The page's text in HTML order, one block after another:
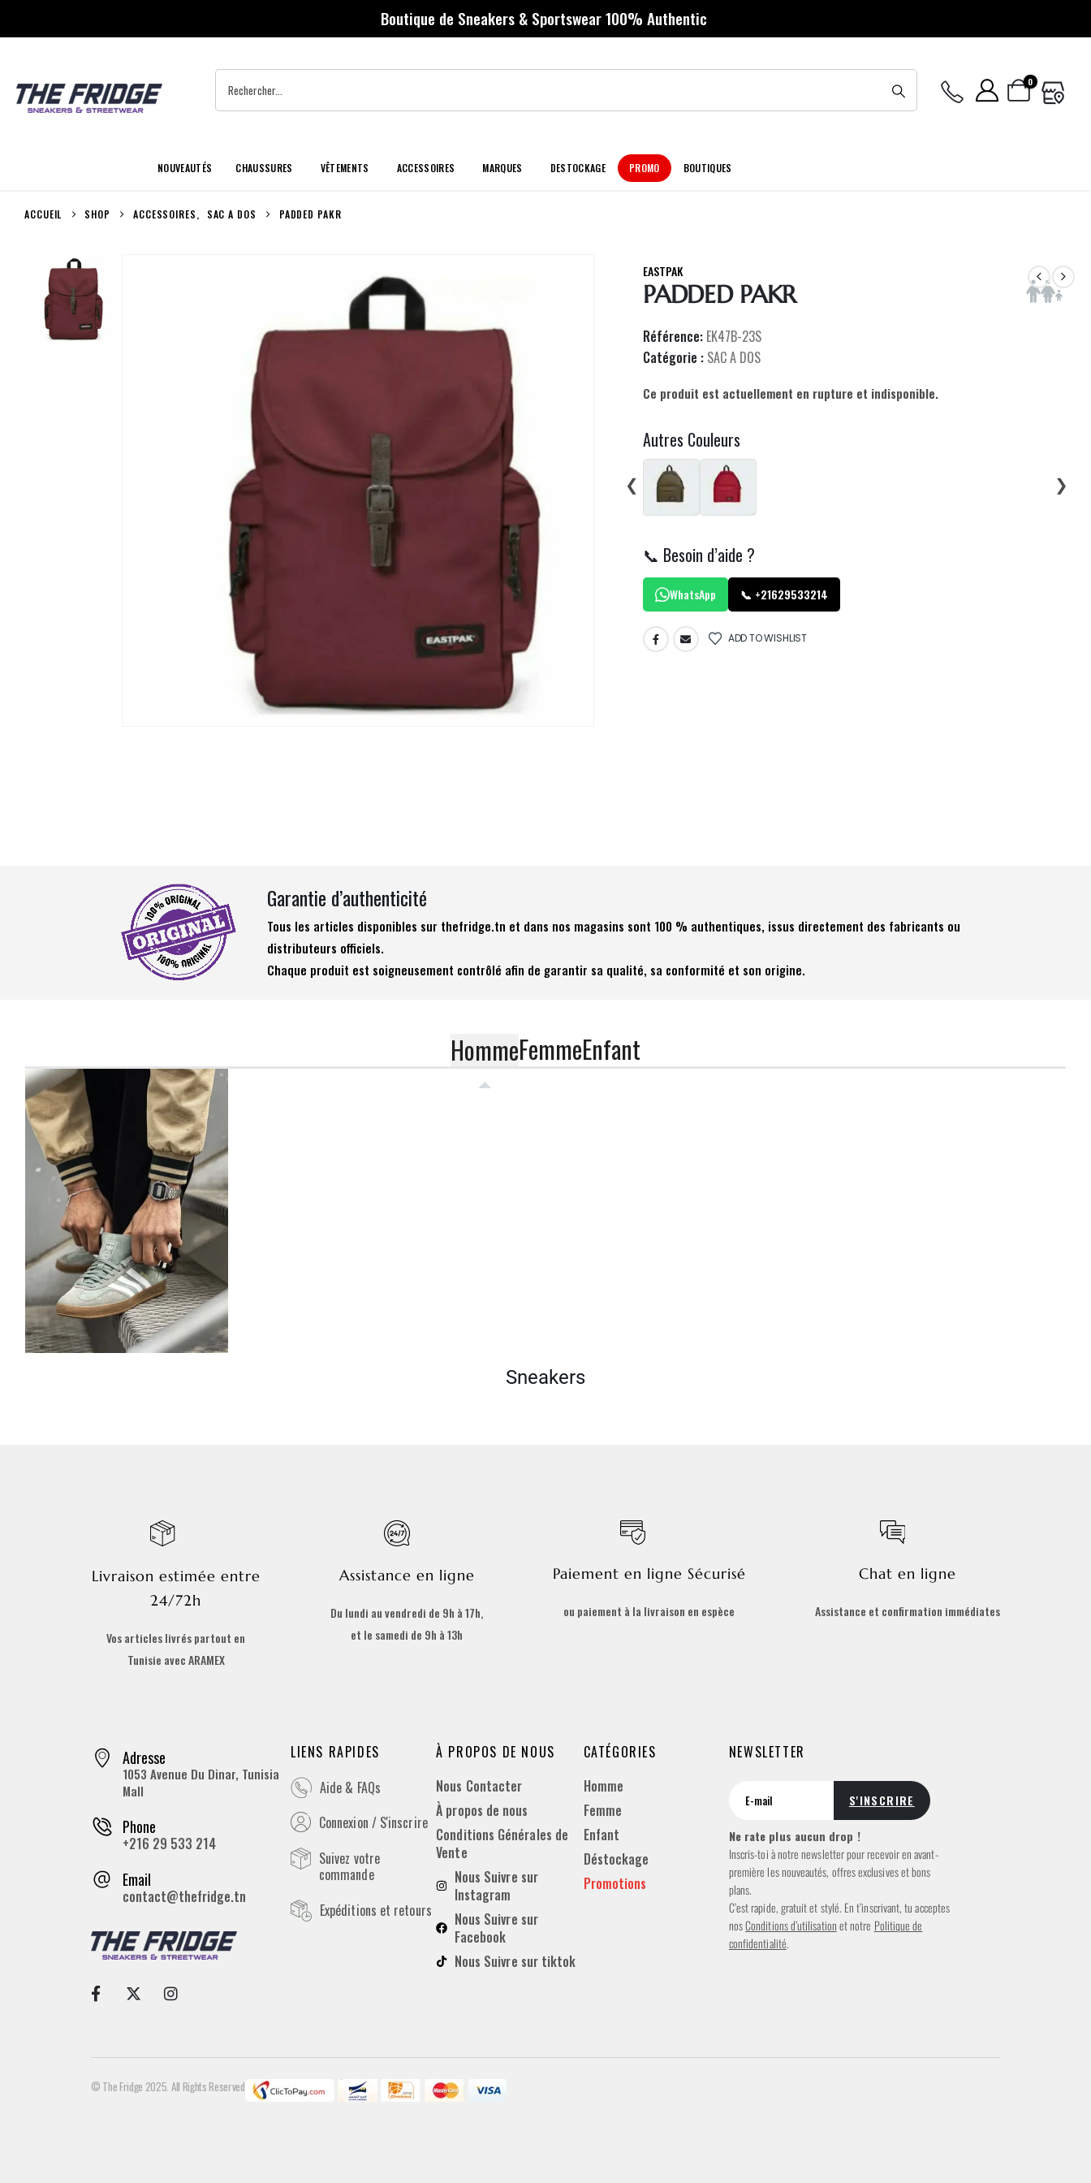
Boutique de Sneakers & Sportswear 100% Authentic
0
NOUVEAUTÉS CHAUSSURES VÊTEMENTS ACCESSOIRES MARQUES DESTOCKAGE PROMO BOUTIQUES
ACCUEIL SHOP ACCESSOIRES, SAC A DOS PADDED PAKR
EASTPAK
PADDED PAKR
Référence: EK47B-23S
Catégorie : SAC A DOS
Ce produit est actuellement en rupture et indisponible.
Autres Couleurs
❮
❯
📞 Besoin d’aide ?
WhatsApp 📞 +21629533214
ADD TO WISHLIST
Garantie d’authenticité
Tous les articles disponibles sur thefridge.tn et dans nos magasins sont 100 % authentiques, issus directement des fabricants ou
distributeurs officiels.
Chaque produit est soigneusement contrôlé afin de garantir sa qualité, sa conformité et son origine.
HommeFemmeEnfant
Sneakers
Livraison estimée entre
24/72h
Vos articles livrés partout en
Tunisie avec ARAMEX
Assistance en ligne
Du lundi au vendredi de 9h à 17h,
et le samedi de 9h à 13h
Paiement en ligne Sécurisé
ou paiement à la livraison en espèce
Chat en ligne
Assistance et confirmation immédiates
Adresse
1053 Avenue Du Dinar, Tunisia
Mall
Phone
+216 29 533 214
Email
contact@thefridge.tn
LIENS RAPIDES
Aide & FAQs
Connexion / S'inscrire
Suivez votre
commande
Expéditions et retours
À PROPOS DE NOUS
Nous Contacter
À propos de nous
Conditions Générales de
Vente
Nous Suivre sur
Instagram
Nous Suivre sur
Facebook
Nous Suivre sur tiktok
CATÉGORIES
Homme
Femme
Enfant
Déstockage
Promotions
NEWSLETTER
Ne rate plus aucun drop !
Inscris-toi à notre newsletter pour recevoir en avant-
première les nouveautés, offres exclusives et bons
plans.
C’est rapide, gratuit et stylé. En t’inscrivant, tu acceptes
nosConditions d’utilisationet notre Politique de
confidentialité.
© The Fridge 2025. All Rights Reserved